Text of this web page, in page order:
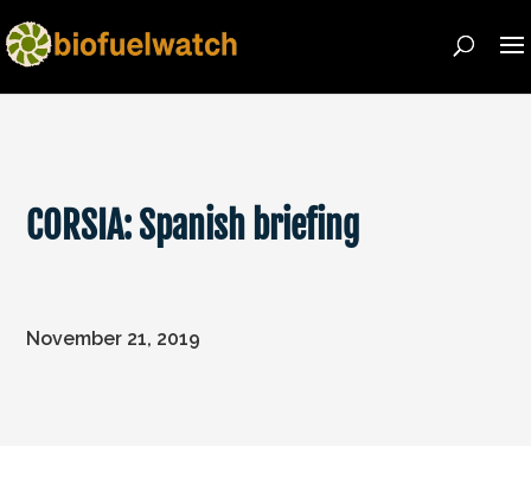
CORSIA: Spanish briefing
November 21, 2019